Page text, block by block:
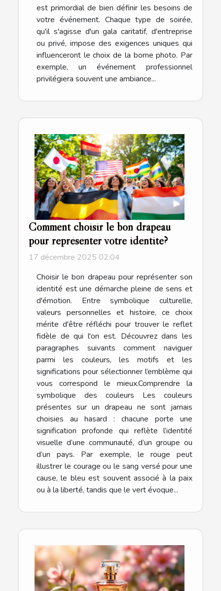
est primordial de bien définir les besoins de
votre événement. Chaque type de soirée,
qu'il s'agisse d'un gala caritatif, d'entreprise
ou privé, impose des exigences uniques qui
influenceront le choix de la borne photo. Par
exemple, un événement professionnel
privilégiera souvent une ambiance...
Comment choisir le bon drapeau
pour représenter votre identité?
17 décembre 2025 02:04
Choisir le bon drapeau pour représenter son
identité est une démarche pleine de sens et
d'émotion. Entre symbolique culturelle,
valeurs personnelles et histoire, ce choix
mérite d'être réfléchi pour trouver le reflet
fidèle de qui l'on est. Découvrez dans les
paragraphes suivants comment naviguer
parmi les couleurs, les motifs et les
significations pour sélectionner l’emblème qui
vous correspond le mieux.Comprendre la
symbolique des couleurs Les couleurs
présentes sur un drapeau ne sont jamais
choisies au hasard : chacune porte une
signification profonde qui reflète l’identité
visuelle d’une communauté, d’un groupe ou
d’un pays. Par exemple, le rouge peut
illustrer le courage ou le sang versé pour une
cause, le bleu est souvent associé à la paix
ou à la liberté, tandis que le vert évoque...